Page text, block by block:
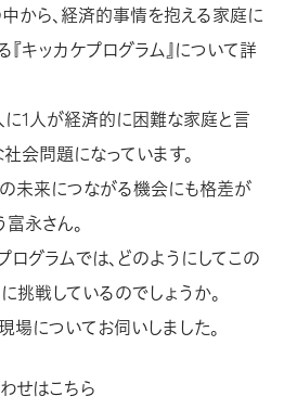
から、経済的事情を抱える家庭に
キッカケプログラム』について詳
に1人が経済的に困難な家庭と言
会問題になっています。
未来につながる機会にも格差が
永さん。
グラムでは、どのようにしてこの
挑戦しているのでしょうか。
場についてお伺いしました。
せはこちら